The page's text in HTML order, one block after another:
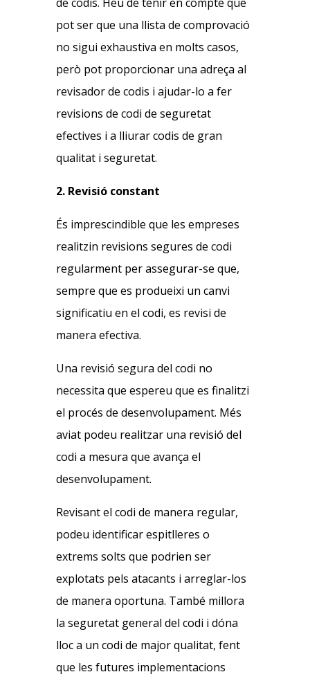
pot ser que una llista de comprovació
no sigui exhaustiva en molts casos,
però pot proporcionar una adreça al
revisador de codis i ajudar-lo a fer
revisions de codi de seguretat
efectives i a lliurar codis de gran
qualitat i seguretat.
2. Revisió constant
És imprescindible que les empreses
realitzin revisions segures de codi
regularment per assegurar-se que,
sempre que es produeixi un canvi
significatiu en el codi, es revisi de
manera efectiva.
Una revisió segura del codi no
necessita que espereu que es finalitzi
el procés de desenvolupament. Més
aviat podeu realitzar una revisió del
codi a mesura que avança el
desenvolupament.
Revisant el codi de manera regular,
podeu identificar espitlleres o
extrems solts que podrien ser
explotats pels atacants i arreglar-los
de manera oportuna. També millora
la seguretat general del codi i dóna
lloc a un codi de major qualitat, fent
que les futures implementacions